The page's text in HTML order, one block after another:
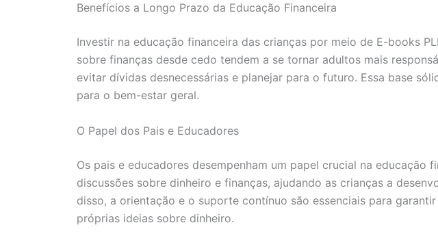
Benefícios a Longo Prazo da Educação Financeira
Investir na educação financeira das crianças por meio de E-books
sobre finanças desde cedo tendem a se tornar adultos mais
evitar dívidas desnecessárias e planejar para o futuro. Essa base
para o bem-estar geral.
O Papel dos Pais e Educadores
Os pais e educadores desempenham um papel crucial na
discussões sobre dinheiro e finanças, ajudando as crianças a
disso, a orientação e o suporte contínuo são essenciais para
próprias ideias sobre dinheiro.